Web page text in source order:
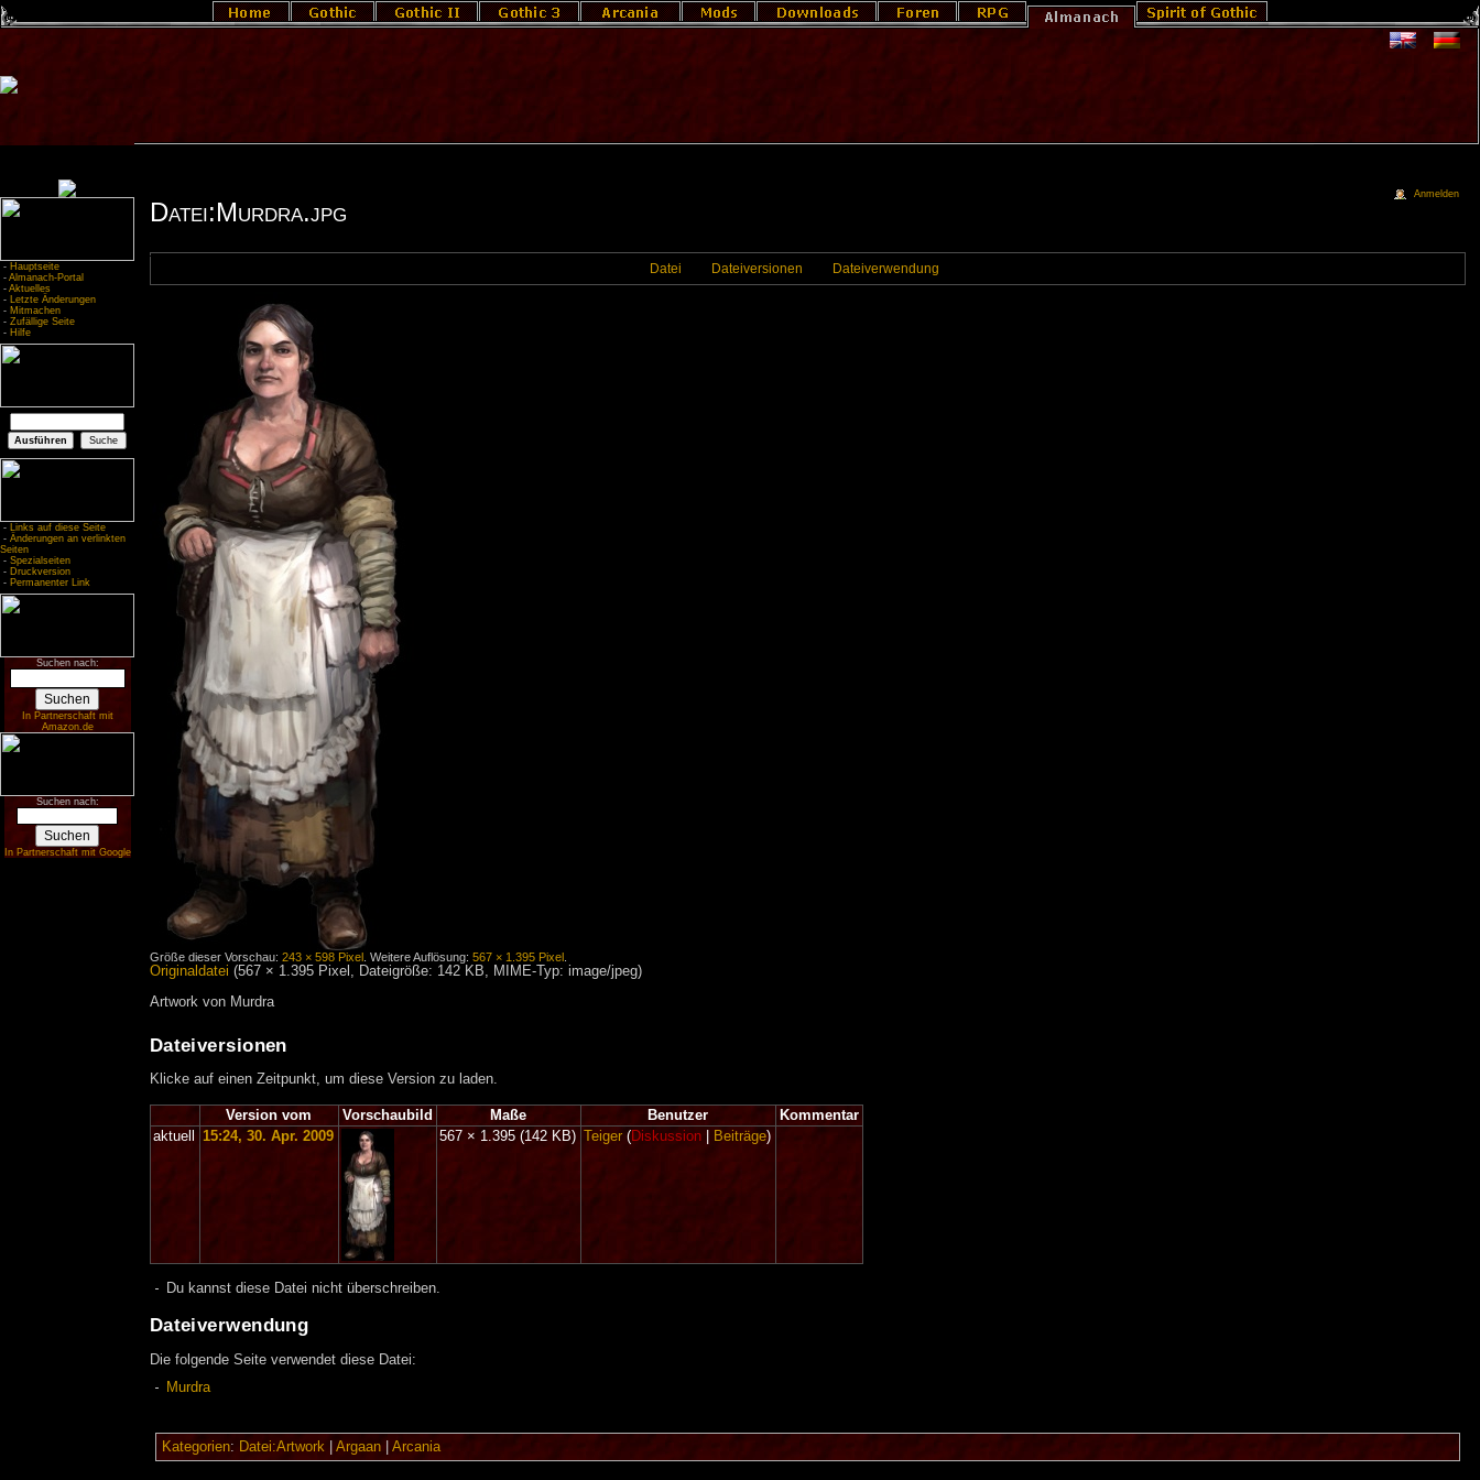
- Hauptseite
- Almanach-Portal
- Aktuelles
- Letzte Änderungen
- Mitmachen
- Zufällige Seite
- Hilfe
- Links auf diese Seite
- Änderungen an verlinkten
Seiten
- Spezialseiten
- Druckversion
- Permanenter Link
Suchen nach:
In Partnerschaft mit
Amazon.de
Suchen nach:
In Partnerschaft mit Google
Datei:Murdra.jpg
Datei Dateiversionen Dateiverwendung
Größe dieser Vorschau: 243 × 598 Pixel. Weitere Auflösung: 567 × 1.395 Pixel.
Originaldatei (567 × 1.395 Pixel, Dateigröße: 142 KB, MIME-Typ: image/jpeg)
Artwork von Murdra
Dateiversionen
Klicke auf einen Zeitpunkt, um diese Version zu laden.
Version vom Vorschaubild Maße Benutzer
Kommentar
aktuell
15:24, 30. Apr. 2009 567 × 1.395(142 KB) Teiger (Diskussion Beiträge)
Du kannst diese Datei nicht überschreiben.
Dateiverwendung
Die folgende Seite verwendet diese Datei:
Murdra
Kategorien: Datei:Artwork Argaan| Arcania
Anmelden